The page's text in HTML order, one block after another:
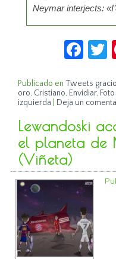
Neymar interjects:
Publicado en Tweets
oro, Cristiano, Envidiar,
izquierda
Deja un
Lewandoski
el planeta de
(Viñeta)